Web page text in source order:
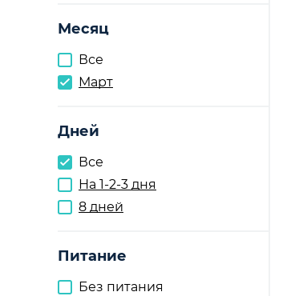
Месяц
Все
Март
Дней
Все
На 1-2-3 дня
8 дней
Питание
Без питания